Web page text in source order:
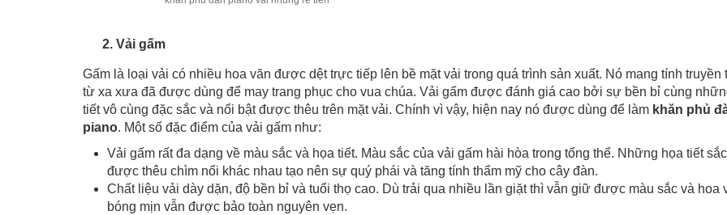
2. Vải gấm
Gấm là loại vải có nhiều hoa văn được dệt trực tiếp lên bề mặt vải trong quá trình sản xuất. Nó mang tính truyền
từ xa xưa đã được dùng để may trang phục cho vua chúa. Vải gấm được đánh giá cao bởi sự bền bỉ cùng
tiết vô cùng đặc sắc và nổi bật được thêu trên mặt vải. Chính vì vậy, hiện nay nó được dùng để làm khăn phủ
piano. Một số đặc điểm của vải gấm như:
Vải gấm rất đa dạng về màu sắc và họa tiết. Màu sắc của vải gấm hài hòa trong tổng thể. Những họa tiết
được thêu chìm nổi khác nhau tạo nên sự quý phái và tăng tính thẩm mỹ cho cây đàn.
Chất liệu vải dày dặn, độ bền bỉ và tuổi thọ cao. Dù trải qua nhiều lần giặt thì vẫn giữ được màu sắc và hoa
bóng mịn vẫn được bảo toàn nguyên vẹn.